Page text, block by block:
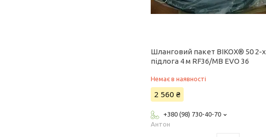
Шланговий пакет BIKOX® 50 2-x
підлога 4 м RF36/MB EVO 36
Немає в наявності
2 560 ₴
+380 (98) 730-40-70
Антон